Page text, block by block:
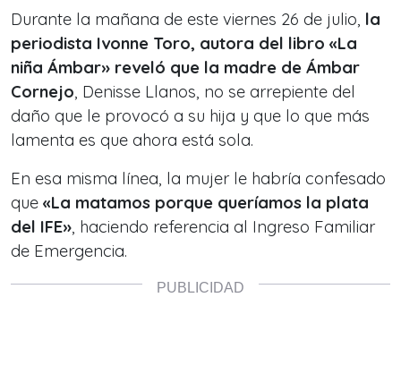
Durante la mañana de este viernes 26 de julio, la
periodista Ivonne Toro, autora del libro «La
niña Ámbar» reveló que la madre de Ámbar
Cornejo, Denisse Llanos, no se arrepiente del
daño que le provocó a su hija y que lo que más
lamenta es que ahora está sola.
En esa misma línea, la mujer le habría confesado
que «La matamos porque queríamos la plata
del IFE», haciendo referencia al Ingreso Familiar
de Emergencia.